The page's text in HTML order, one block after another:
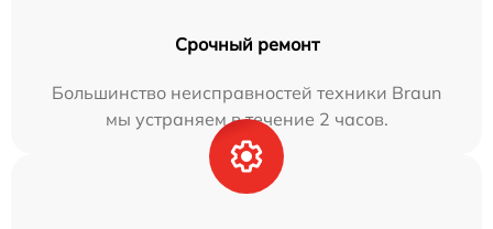
Срочный ремонт
Большинство неисправностей техники Braun
мы устраняем в течение 2 часов.